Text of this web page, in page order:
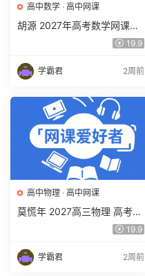
高中数学 · 高中网课
胡源 2027年高考数学网课教
程 高三数学 一轮复习暑假班
19.9
学霸君 2周前
高中物理 · 高中网课
莫慌年 2027高三物理 高考物
19.9
学霸君 2周前